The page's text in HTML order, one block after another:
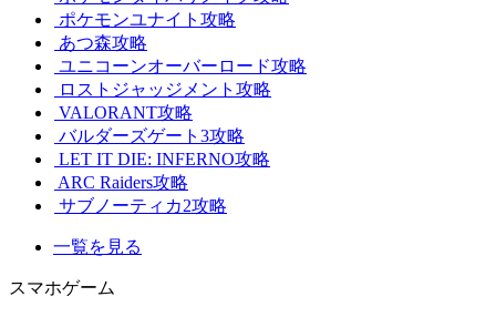
ポケモンユナイト攻略
あつ森攻略
ユニコーンオーバーロード攻略
ロストジャッジメント攻略
VALORANT攻略
バルダーズゲート3攻略
LET IT DIE: INFERNO攻略
ARC Raiders攻略
サブノーティカ2攻略
一覧を見る
スマホゲーム